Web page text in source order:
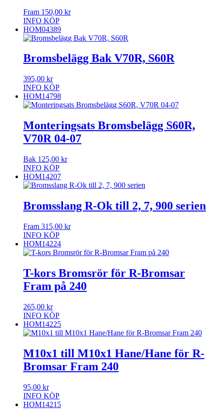
Fram 150,00 kr
INFO KÖP
HOM04389
Bromsbelägg Bak V70R, S60R
395,00 kr
INFO KÖP
HOM14798
Monteringsats Bromsbelägg S60R,
V70R 04-07
Bak 125,00 kr
INFO KÖP
HOM14207
Bromsslang R-Ok till 2, 7, 900 serien
Fram 315,00 kr
INFO KÖP
HOM14224
T-kors Bromsrör för R-Bromsar
Fram på 240
265,00 kr
INFO KÖP
HOM14225
M10x1 till M10x1 Hane/Hane för R-
Bromsar Fram 240
95,00 kr
INFO KÖP
HOM14215